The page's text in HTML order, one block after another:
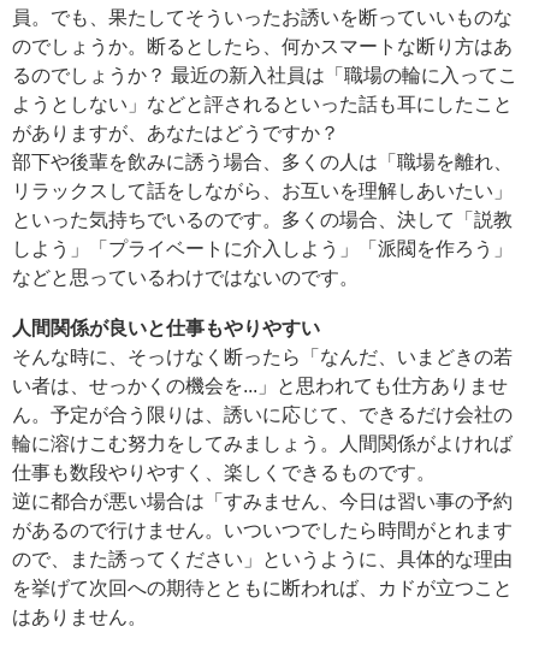
員。でも、果たしてそういったお誘いを断っていいものな
のでしょうか。断るとしたら、何かスマートな断り方はあ
るのでしょうか？ 最近の新入社員は「職場の輪に入ってこ
ようとしない」などと評されるといった話も耳にしたこと
がありますが、あなたはどうですか？
部下や後輩を飲みに誘う場合、多くの人は「職場を離れ、
リラックスして話をしながら、お互いを理解しあいたい」
といった気持ちでいるのです。多くの場合、決して「説教
しよう」「プライベートに介入しよう」「派閥を作ろう」
などと思っているわけではないのです。
人間関係が良いと仕事もやりやすい
そんな時に、そっけなく断ったら「なんだ、いまどきの若
い者は、せっかくの機会を...」と思われても仕方ありませ
ん。予定が合う限りは、誘いに応じて、できるだけ会社の
輪に溶けこむ努力をしてみましょう。人間関係がよければ
仕事も数段やりやすく、楽しくできるものです。
逆に都合が悪い場合は「すみません、今日は習い事の予約
があるので行けません。いついつでしたら時間がとれます
ので、また誘ってください」というように、具体的な理由
を挙げて次回への期待とともに断われば、カドが立つこと
はありません。